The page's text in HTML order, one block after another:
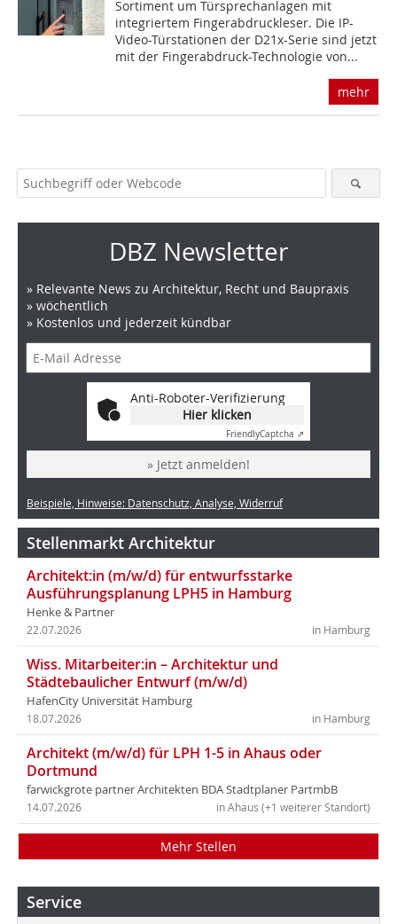
Sortiment um Türsprechanlagen mit
integriertem Fingerabdruckleser. Die IP-
Video-Türstationen der D21x-Serie sind jetzt
mit der Fingerabdruck-Technologie von...
mehr
DBZ Newsletter
» Relevante News zu Architektur, Recht und Baupraxis
» wöchentlich
» Kostenlos und jederzeit kündbar
Anti-Roboter-Verifizierung
Hier klicken
FriendlyCaptcha ⇗
» Jetzt anmelden!
Beispiele, Hinweise: Datenschutz, Analyse, Widerruf
Stellenmarkt Architektur
Architekt:in (m/w/d) für entwurfsstarke
Ausführungsplanung LPH5 in Hamburg
Henke & Partner
in Hamburg
22.07.2026
Wiss. Mitarbeiter:in – Architektur und
Städtebaulicher Entwurf (m/w/d)
HafenCity Universität Hamburg
in Hamburg
18.07.2026
Architekt (m/w/d) für LPH 1-5 in Ahaus oder
Dortmund
farwickgrote partner Architekten BDA Stadtplaner PartmbB
in Ahaus (+1 weiterer Standort)
14.07.2026
Mehr Stellen
Service